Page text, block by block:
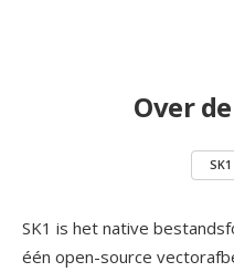
Over
SK1
SK1 is het native
één open-source